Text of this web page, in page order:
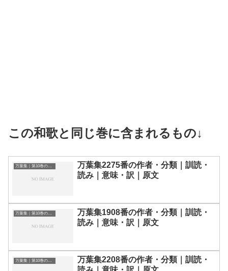
この和歌と同じ巻に含まれるもの↓
万葉集｜第10巻の和歌一覧
万葉集2275番の作者・分類｜訓読・
読み｜意味・訳｜原文
万葉集｜第10巻の和歌一覧
万葉集1908番の作者・分類｜訓読・
読み｜意味・訳｜原文
万葉集｜第10巻の和歌一覧
万葉集2208番の作者・分類｜訓読・